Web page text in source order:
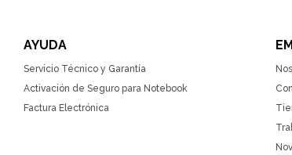
AYUDA
Servicio Técnico y Garantía
Activación de Seguro para Notebook
Factura Electrónica